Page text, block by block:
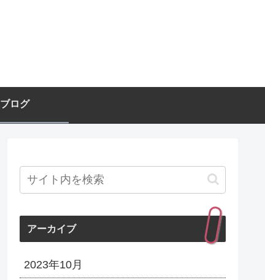
ブログ
アーカイブ
2023年10月